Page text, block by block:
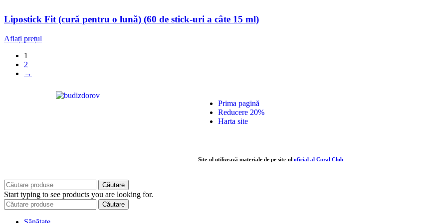
Lipostick Fit (cură pentru o lună) (60 de stick-uri a câte 15 ml)
Aflați prețul
1
2
→
Prima pagină
Reducere 20%
Harta site
Site-ul utilizează materiale de pe site-ul oficial al Coral Club
Căutare
Start typing to see products you are looking for.
Căutare